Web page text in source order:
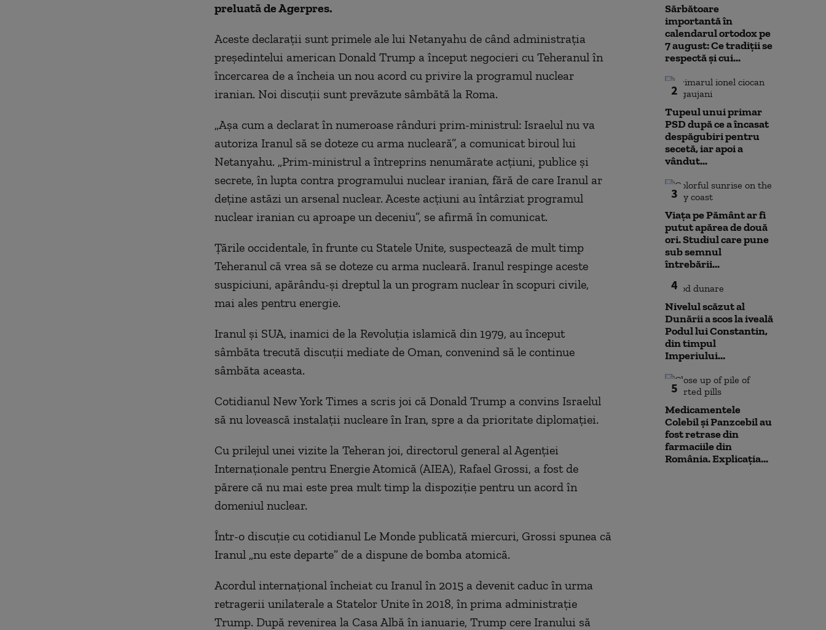
preluată de Agerpres.
Aceste declaraţii sunt primele ale lui Netanyahu de când administraţia
preşedintelui american Donald Trump a început negocieri cu Teheranul în
încercarea de a încheia un nou acord cu privire la programul nuclear
iranian. Noi discuţii sunt prevăzute sâmbătă la Roma.
„Aşa cum a declarat în numeroase rânduri prim-ministrul: Israelul nu va
autoriza Iranul să se doteze cu arma nucleară”, a comunicat biroul lui
Netanyahu. „Prim-ministrul a întreprins nenumărate acţiuni, publice şi
secrete, în lupta contra programului nuclear iranian, fără de care Iranul ar
deţine astăzi un arsenal nuclear. Aceste acţiuni au întârziat programul
nuclear iranian cu aproape un deceniu”, se afirmă în comunicat.
Ţările occidentale, în frunte cu Statele Unite, suspectează de mult timp
Teheranul că vrea să se doteze cu arma nucleară. Iranul respinge aceste
suspiciuni, apărându-şi dreptul la un program nuclear în scopuri civile,
mai ales pentru energie.
Iranul şi SUA, inamici de la Revoluţia islamică din 1979, au început
sâmbăta trecută discuţii mediate de Oman, convenind să le continue
sâmbăta aceasta.
Cotidianul New York Times a scris joi că Donald Trump a convins Israelul
să nu lovească instalaţii nucleare în Iran, spre a da prioritate diplomaţiei.
Cu prilejul unei vizite la Teheran joi, directorul general al Agenţiei
Internaţionale pentru Energie Atomică (AIEA), Rafael Grossi, a fost de
părere că nu mai este prea mult timp la dispoziţie pentru un acord în
domeniul nuclear.
Într-o discuţie cu cotidianul Le Monde publicată miercuri, Grossi spunea că
Iranul „nu este departe” de a dispune de bomba atomică.
Acordul internaţional încheiat cu Iranul în 2015 a devenit caduc în urma
retragerii unilaterale a Statelor Unite în 2018, în prima administraţie
Trump. După revenirea la Casa Albă în ianuarie, Trump cere Iranului să
Sărbătoare
importantă în
calendarul ortodox pe
7 august: Ce tradiții se
respectă și cui...
2
Tupeul unui primar
PSD după ce a încasat
despăgubiri pentru
secetă, iar apoi a
vândut...
3
Viața pe Pământ ar fi
putut apărea de două
ori. Studiul care pune
sub semnul
întrebării...
4
Nivelul scăzut al
Dunării a scos la iveală
Podul lui Constantin,
din timpul
Imperiului...
5
Medicamentele
Colebil și Panzcebil au
fost retrase din
farmaciile din
România. Explicația...